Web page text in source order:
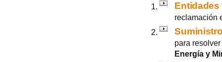
reclamación
para
Energía y